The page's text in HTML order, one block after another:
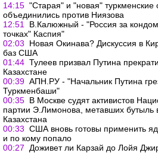
14:15 "Старая" и "новая" туркменские
объединились против Ниязова
12:51
В.Калюжный - "Россия за
точках" Каспия"
02:03
Новая Окинава? Дискуссия в
баз США
01:44 Тулеев призвал Путина
Казахстане
00:39 АПН.РУ - "Начальник Путина
Туркменбаши"
00:35 В Москве судят активистов
партии Э.Лимонова, метавших бутыль
Казахстана
00:33 США вновь готовы применить
и по кому попало
00:27
Доживет ли Карзай до Лойя